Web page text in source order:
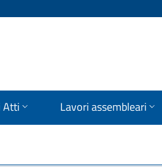
Atti Lavori assembleari